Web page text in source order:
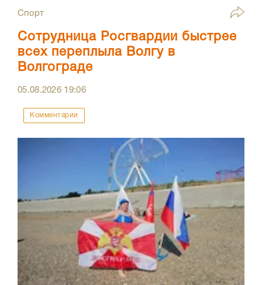
Спорт
Сотрудница Росгвардии быстрее
всех переплыла Волгу в
Волгограде
05.08.2026 19:06
Комментарии